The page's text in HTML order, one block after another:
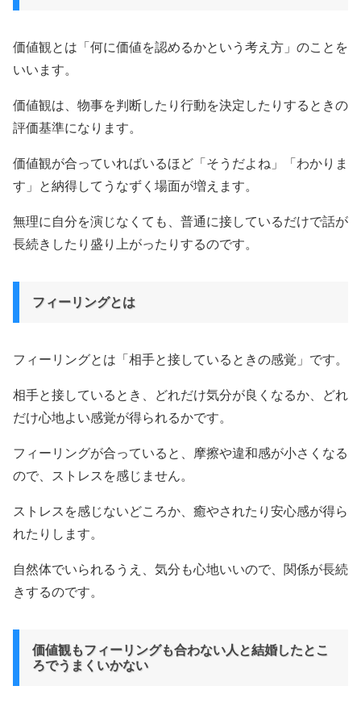
価値観とは「何に価値を認めるかという考え方」のことを
いいます。
価値観は、物事を判断したり行動を決定したりするときの
評価基準になります。
価値観が合っていればいるほど「そうだよね」「わかりま
す」と納得してうなずく場面が増えます。
無理に自分を演じなくても、普通に接しているだけで話が
長続きしたり盛り上がったりするのです。
フィーリングとは
フィーリングとは「相手と接しているときの感覚」です。
相手と接しているとき、どれだけ気分が良くなるか、どれ
だけ心地よい感覚が得られるかです。
フィーリングが合っていると、摩擦や違和感が小さくなる
ので、ストレスを感じません。
ストレスを感じないどころか、癒やされたり安心感が得ら
れたりします。
自然体でいられるうえ、気分も心地いいので、関係が長続
きするのです。
価値観もフィーリングも合わない人と結婚したとこ
ろでうまくいかない